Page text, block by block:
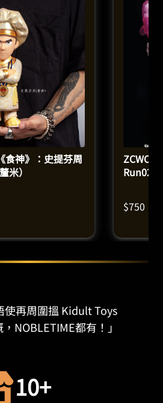
食神》：史提芬周
米）
ZCWO
Run02
$750
使再周圍搵 Kidult Toys
NOBLETIME都有！」
10+